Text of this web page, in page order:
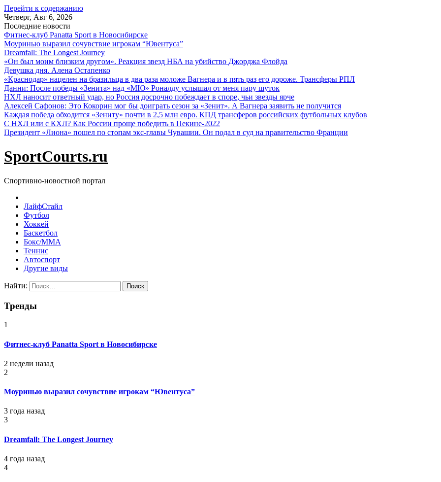
Перейти к содержанию
Четверг, Авг 6, 2026
Последние новости
Фитнес-клуб Panatta Sport в Новосибирске
Моуринью выразил сочувствие игрокам “Ювентуса”
Dreamfall: The Longest Journey
«Он был моим близким другом». Реакция звезд НБА на убийство Джорджа Флойда
Девушка дня. Алена Остапенко
«Краснодар» нацелен на бразильца в два раза моложе Вагнера и в пять раз его дороже. Трансферы РПЛ
Данни: После победы «Зенита» над «МЮ» Роналду услышал от меня пару шуток
НХЛ наносит ответный удар, но Россия досрочно побеждает в споре, чьи звезды ярче
Алексей Сафонов: Это Кокорин мог бы доиграть сезон за «Зенит». А Вагнера заявить не получится
Каждая победа обходится «Зениту» почти в 2,5 млн евро. КПД трансферов российских футбольных клубов
С НХЛ или с КХЛ? Как России проще победить в Пекине-2022
Президент «Лиона» пошел по стопам экс-главы Чувашии. Он подал в суд на правительство Франции
SportCourts.ru
Спортивно-новостной портал
ЛайфСтайл
Футбол
Хоккей
Баскетбол
Бокс/MMA
Теннис
Автоспорт
Другие виды
Найти:
Тренды
1
Фитнес-клуб Panatta Sport в Новосибирске
2 недели назад
2
Моуринью выразил сочувствие игрокам “Ювентуса”
3 года назад
3
Dreamfall: The Longest Journey
4 года назад
4